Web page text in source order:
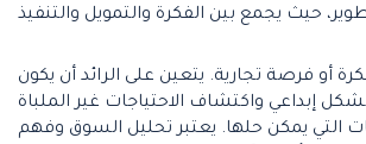
أو فرصة تجارية. يتعين على الرائد أن يكون
إبداعي واكتشاف الاحتياجات غير الملباة
التي يمكن حلها. يعتبر تحليل السوق وفهم